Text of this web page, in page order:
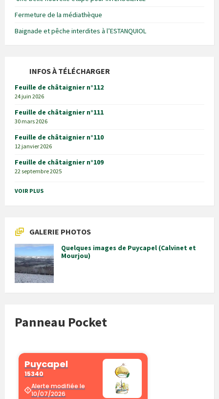
Fermeture de la médiathèque
Baignade et pêche interdites à l’ESTANQUIOL
INFOS À TÉLÉCHARGER
Feuille de châtaignier n°112
24 juin 2026
Feuille de châtaignier n°111
30 mars 2026
Feuille de châtaignier n°110
12 janvier 2026
Feuille de châtaignier n°109
22 septembre 2025
VOIR PLUS
GALERIE PHOTOS
Quelques images de Puycapel (Calvinet et
Mourjou)
Panneau Pocket